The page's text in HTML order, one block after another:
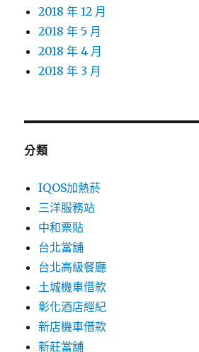
2018 年 12 月
2018 年 5 月
2018 年 4 月
2018 年 3 月
分類
IQOS加熱菸
三洋服務站
中和票貼
台北當舖
台北高級餐廳
土城機車借款
彰化酒店經紀
新店機車借款
新莊當舖